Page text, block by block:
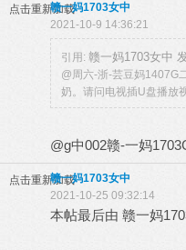
点击重新加载赣一妈1703女中
2021-10-9 14:36:21
引用: 赣一妈1703女中
@周六-浙-芸豆妈1407G
奶。请问电视插U盘播放
@g中002赣-一妈
点击重新加载赣一妈1703女中
2021-10-25 09:32:14
本帖最后由 赣一妈